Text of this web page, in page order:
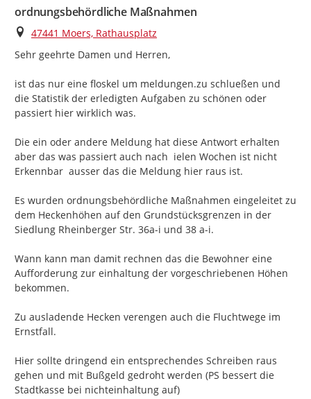
ordnungsbehördliche Maßnahmen
Ort
47441 Moers, Rathausplatz
Sehr geehrte Damen und Herren,
ist das nur eine floskel um meldungen.zu schlueßen und
die Statistik der erledigten Aufgaben zu schönen oder
passiert hier wirklich was.
Die ein oder andere Meldung hat diese Antwort erhalten
aber das was passiert auch nach  ielen Wochen ist nicht
Erkennbar  ausser das die Meldung hier raus ist.
Es wurden ordnungsbehördliche Maßnahmen eingeleitet zu
dem Heckenhöhen auf den Grundstücksgrenzen in der
Siedlung Rheinberger Str. 36a-i und 38 a-i.
Wann kann man damit rechnen das die Bewohner eine
Aufforderung zur einhaltung der vorgeschriebenen Höhen
bekommen.
Zu ausladende Hecken verengen auch die Fluchtwege im
Ernstfall.
Hier sollte dringend ein entsprechendes Schreiben raus
gehen und mit Bußgeld gedroht werden (PS bessert die
Stadtkasse bei nichteinhaltung auf)